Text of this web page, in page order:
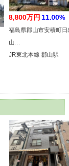
8,800万円 11.00%
福島県郡山市安積町日
山…
JR東北本線 郡山駅